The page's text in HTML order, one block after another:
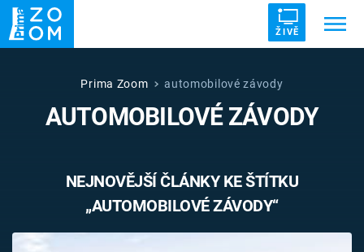
ŽIVĚ
ZRÁDCI DRUHÁ SVĚTOVÁ VÁLKA
ZÁHADY VETŘELCI DÁVNOVĚKU
Témata
Prima Zoom automobilové závody
AUTOMOBILOVÉ ZÁVODY
NEJNOVĚJŠÍ ČLÁNKY KE ŠTÍTKU
„AUTOMOBILOVÉ ZÁVODY“